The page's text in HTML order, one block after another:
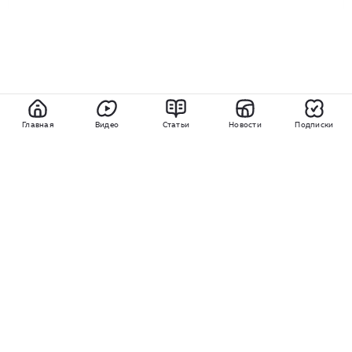
Главная Видео Статьи Новости Подписки